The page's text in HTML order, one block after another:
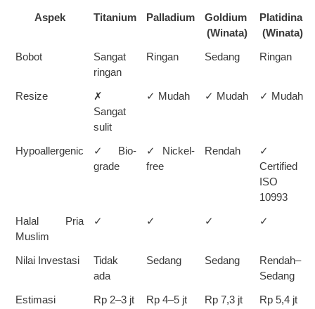
Aspek Titanium Palladium
Goldium
(Winata)
Platidina
(Winata)
Bobot
Sangat
ringan
Ringan Sedang Ringan
Resize
✗
Sangat
sulit
✓ Mudah ✓ Mudah ✓ Mudah
Hypoallergenic
✓ Bio-
grade
✓ Nickel-
free
Rendah
✓
Certified
ISO
10993
Halal Pria
Muslim
✓ ✓ ✓ ✓
Nilai Investasi
Tidak
ada
Sedang Sedang
Rendah–
Sedang
Estimasi
Rp 2–3 jt Rp 4–5 jt Rp 7,3 jt Rp 5,4 jt